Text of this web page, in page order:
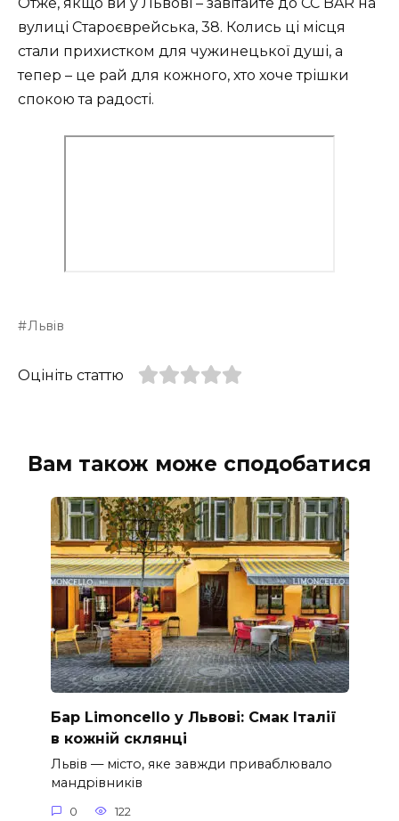
вулиці Староєврейська, 38. Колись ці місця
стали прихистком для чужинецької душі, а
тепер – це рай для кожного, хто хоче трішки
спокою та радості.
Львів
Оцініть статтю
Вам також може сподобатися
Бар Limoncello у Львові: Смак Італії
в кожній склянці
Львів — місто, яке завжди приваблювало
мандрівників
0 122